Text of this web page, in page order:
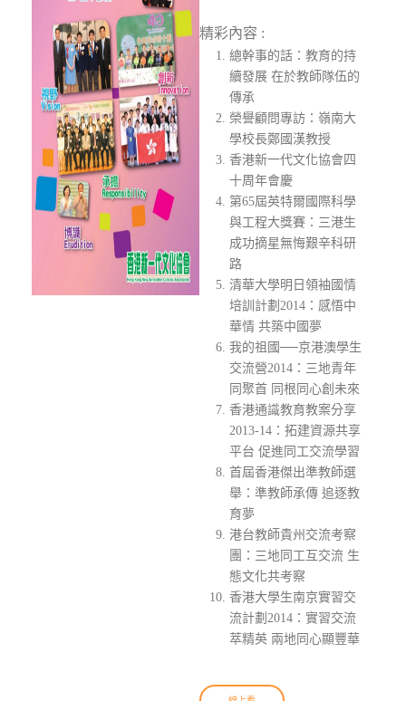
精彩內容 :
總幹事的話：教育的持
續發展 在於教師隊伍的
傳承
榮譽顧問專訪：嶺南大
學校長鄭國漢教授
香港新一代文化協會四
十周年會慶
第65屆英特爾國際科學
與工程大獎賽：三港生
成功摘星無悔艱辛科研
路
清華大學明日領袖國情
培訓計劃2014：感悟中
華情 共築中國夢
我的祖國──京港澳學生
交流營2014：三地青年
同聚首 同根同心創未來
香港通識教育教案分享
2013-14：拓建資源共享
平台 促進同工交流學習
首屆香港傑出準教師選
舉：準教師承傳 追逐教
育夢
港台教師貴州交流考察
團：三地同工互交流 生
態文化共考察
香港大學生南京實習交
流計劃2014：實習交流
萃精英 兩地同心顯豐華